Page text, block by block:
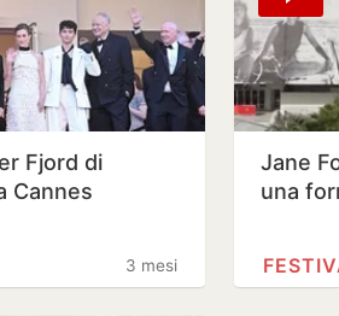
Fjord di
Cannes
3 mesi
Jane
una